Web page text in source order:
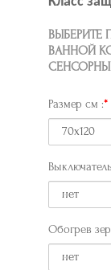
ВЫБЕРИТЕ
ВАННОЙ
Размер см :
Обогрев